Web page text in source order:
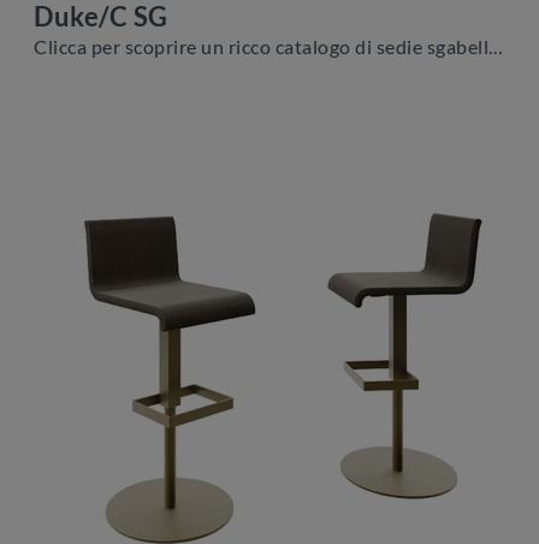
Duke/C SG
Clicca per scoprire un ricco catalogo di sedie sgabelli per stanze moderne: il modello Duke/C SG di Zamagna ti sta aspettando!